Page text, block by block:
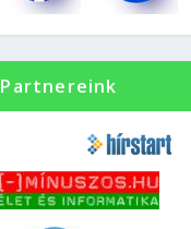
Partnereink